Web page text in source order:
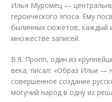
Илья Муромец —
героического эпоса. Ему
былинных сюжетов, каждый
множестве записей.
В.Я. Пропп, один из
века, писал: «Образ Ильи —
совершенное создание
могучий народ в одну из